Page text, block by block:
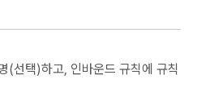
(선택)하고, 인바운드 규칙에 규칙